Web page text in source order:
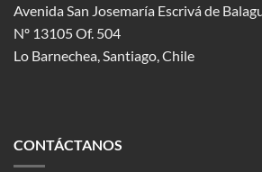
Avenida San Josemaría Escrivá de
Nº 13105 Of. 504
Lo Barnechea , Santiago, Chile
CONTÁCTANOS